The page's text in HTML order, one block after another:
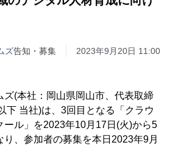
ズ告知・募集 2023年9月20日 11:00
ズ(本社：岡山県岡山市、代表取締
下 当社)は、3回目となる「クラウ
ール」を2023年10月17日(火)から5
り、参加者の募集を本日2023年9月